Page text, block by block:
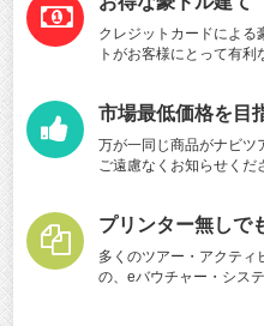
クレジットカードによる
トがお客様にとって有利
市場最低価格を目
万が一同じ商品がナビツ
ご遠慮なくお知らせくだ
プリンター無しで
多くのツアー・アクティ
の、eバウチャー・シス